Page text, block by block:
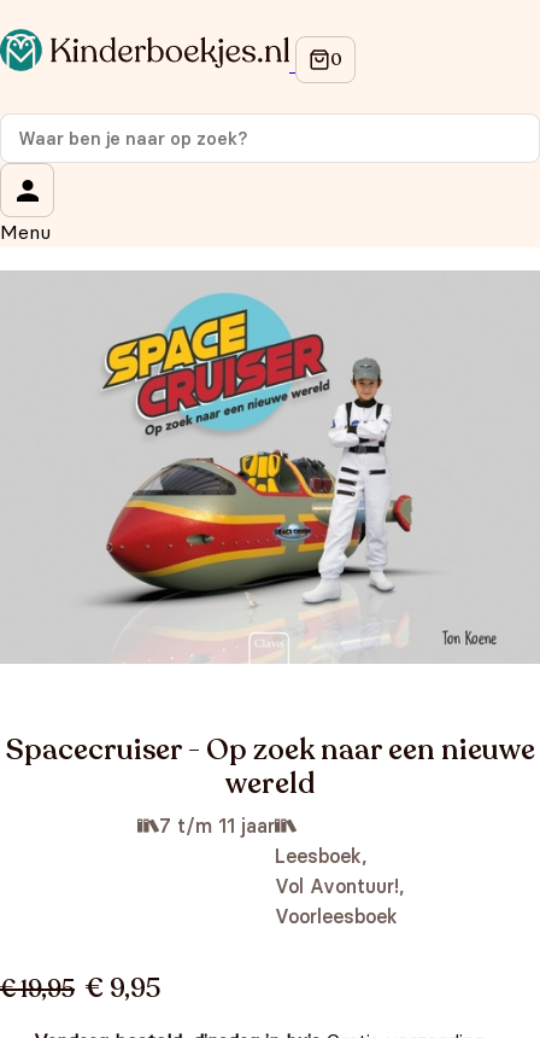
Menu
Spacecruiser - Op zoek naar een nieuwe
wereld
7 t/m 11 jaar
Leesboek,
Vol Avontuur!,
Voorleesboek
€ 19,95 € 9,95
Op de hoogte blijven van onze acties?
Meld je aan voor onze nieuwsbrief en ontvang
korting
Wat is je voornaam?
Aanmelden
We gebruiken je gegevens om contact op te nemen, in
overeenstemming met onsprivacybeleid.